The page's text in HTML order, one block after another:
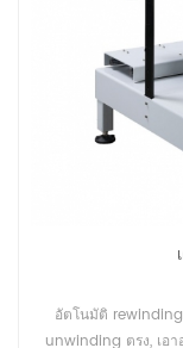
อัตโนมัติ rewinding
unwinding ตรง, เอ